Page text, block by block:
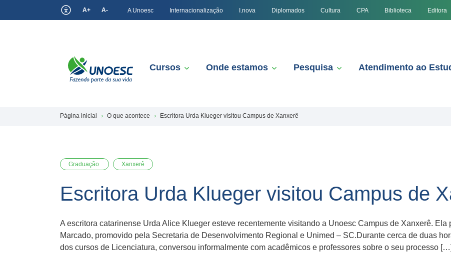
A+ A- A Unoesc Internacionalização I.nova Diplomados Cultura CPA Biblioteca Editora
Cursos Onde estamos Pesquisa Atendimento ao
Página inicial O que acontece Escritora Urda Klueger visitou Campus de Xanxerê
Graduação Xanxerê
Escritora Urda Klueger visitou Campus de
A escritora catarinense Urda Alice Klueger esteve recentemente visitando a Unoesc Campus de Xanxerê.
Marcado, promovido pela Secretaria de Desenvolvimento Regional e Unimed – SC.Durante cerca de duas
dos cursos de Licenciatura, conversou informalmente com acadêmicos e professores sobre o seu processo […]